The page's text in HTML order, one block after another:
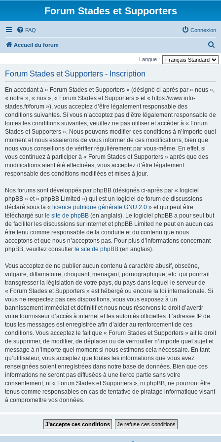
Forum Stades et Supporters
FAQ Connexion
Accueil du forum
e
Langue :
Forum Stades et Supporters - Inscription
En accédant à « Forum Stades et Supporters » (désigné ci-après par « nous »,
« notre », « nos », « Forum Stades et Supporters » et « https://www.info-
stades.fr/forum »), vous acceptez d’être légalement responsable des
conditions suivantes. Si vous n’acceptez pas d’être légalement responsable de
toutes les conditions suivantes, veuillez ne pas utiliser et accéder à « Forum
Stades et Supporters ». Nous pouvons modifier ces conditions à n’importe quel
moment et nous essaierons de vous informer de ces modifications, bien que
nous vous conseillons de vérifier régulièrement par vous-même. En effet, si
vous continuez à participer à « Forum Stades et Supporters » après que des
modifications aient été effectuées, vous acceptez d’être légalement
responsable des conditions modifiées et mises à jour.
Nos forums sont développés par phpBB (désignés ci-après par « logiciel
phpBB » et « phpBB Limited ») qui est un logiciel de forum de discussions
déclaré sous la « licence publique générale GNU 2.0 » et qui peut être
téléchargé sur le site de phpBB (en anglais). Le logiciel phpBB a pour seul but
de faciliter les discussions sur internet et phpBB Limited ne peut en aucun cas
être tenu comme responsable de la conduite et du contenu que nous
acceptons et que nous n’acceptons pas. Pour plus d’informations concernant
phpBB, veuillez consulter le site de phpBB (en anglais).
Vous acceptez de ne publier aucun contenu à caractère abusif, obscène,
vulgaire, diffamatoire, choquant, menaçant, pornographique, etc. qui pourrait
transgresser la législation de votre pays, du pays dans lequel le serveur de
« Forum Stades et Supporters » est hébergé ou encore la loi internationale. Si
vous ne respectez pas ces dispositions, vous vous exposez à un
bannissement immédiat et définitif et nous nous réservons le droit d’avertir
votre fournisseur d’accès à internet et les autorités officielles. L’adresse IP de
tous les messages est enregistrée afin d’aider au renforcement de ces
conditions. Vous acceptez le fait que « Forum Stades et Supporters » ait le droit
de supprimer, de modifier, de déplacer ou de verrouiller n’importe quel sujet et
message à n’importe quel moment si nous estimons cela nécessaire. En tant
qu’utilisateur, vous acceptez que toutes les informations que vous avez
renseignées soient enregistrées dans notre base de données. Bien que ces
informations ne seront pas diffusées à une tierce partie sans votre
consentement, ni « Forum Stades et Supporters », ni phpBB, ne pourront être
tenus comme responsables en cas de tentative de piratage informatique visant
à compromettre vos données.